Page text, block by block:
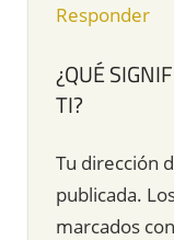
Responder
¿QUÉ
TI?
Tu dirección
publicada.
marcados con